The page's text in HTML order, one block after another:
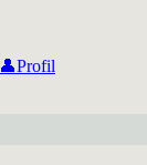
👤Profil